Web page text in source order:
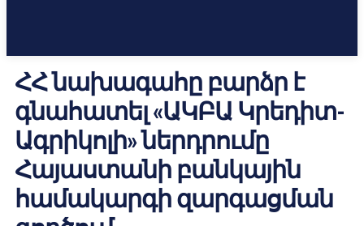
ՀՀ նախագահը բարձր է
գնահատել «ԱԿԲԱ Կրեդիտ-
Ագրիկոլի» ներդրումը
Հայաստանի բանկային
համակարգի զարգացման